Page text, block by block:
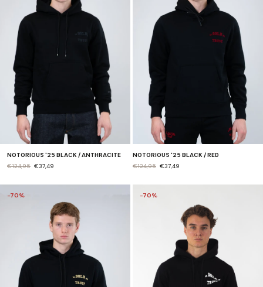
NOTORIOUS '25 BLACK / ANTHRACITE
€124,95 €37,49
NOTORIOUS '25 BLACK / RED
€124,95 €37,49
-70% -70%